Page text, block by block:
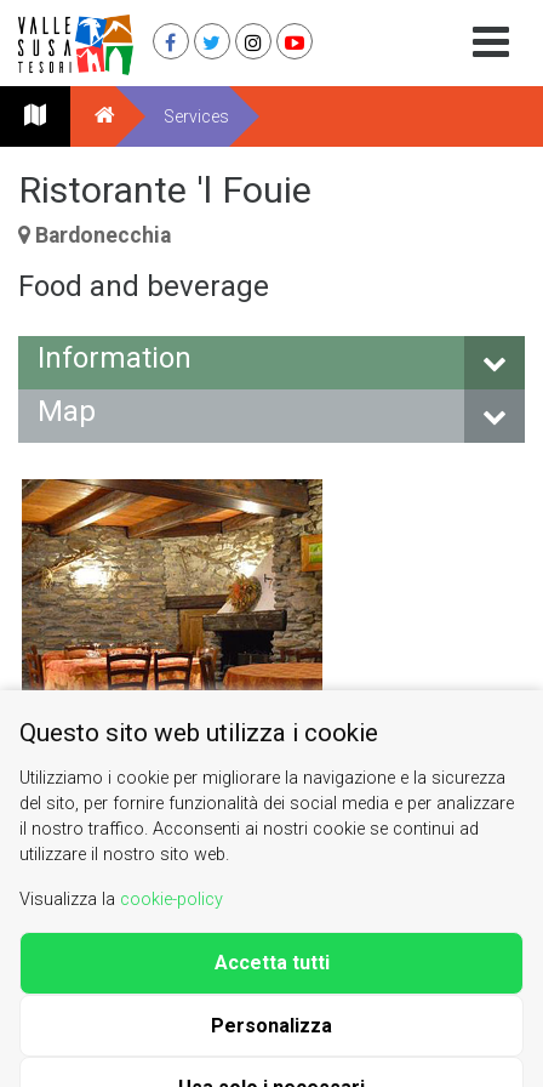
Services
Ristorante 'l Fouie
Bardonecchia
Food and beverage
Information
Map
Valle di Susa. Tesori di Arte e Cultura Alpina
Contacts|About us
info@vallesusa-tesori.it| phone 0122622640
Questo sito web utilizza i cookie
Utilizziamo i cookie per migliorare la navigazione e la sicurezza
del sito, per fornire funzionalità dei social media e per analizzare
il nostro traffico. Acconsenti ai nostri cookie se continui ad
utilizzare il nostro sito web.
Visualizza la cookie-policy
Personalizza
Accetta tutti